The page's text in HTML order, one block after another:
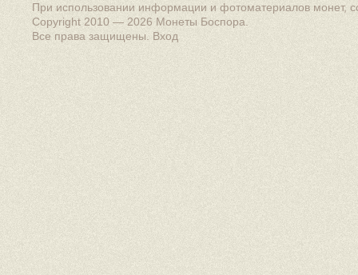
При использовании информации и фотоматериалов монет,
Copyright 2010 — 2026 Монеты Боспора
Все права защищены. Вход